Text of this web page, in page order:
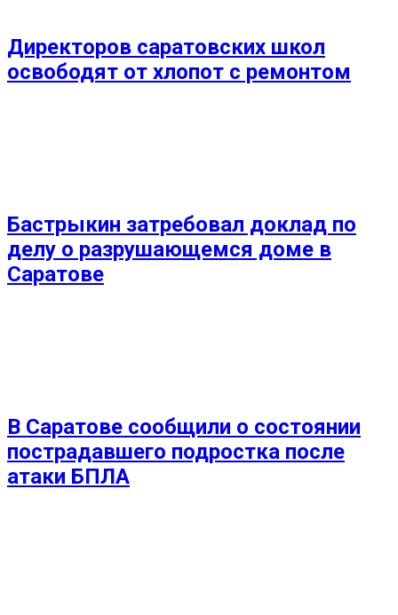
Директоров саратовских школ
освободят от хлопот с ремонтом
Бастрыкин затребовал доклад по
делу о разрушающемся доме в
Саратове
В Саратове сообщили о состоянии
пострадавшего подростка после
атаки БПЛА